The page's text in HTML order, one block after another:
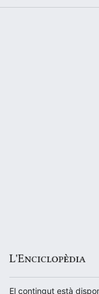
El contingut està